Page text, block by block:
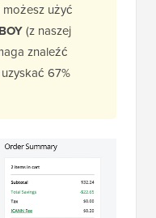
możesz użyć
(z naszej
znaleźć
67%